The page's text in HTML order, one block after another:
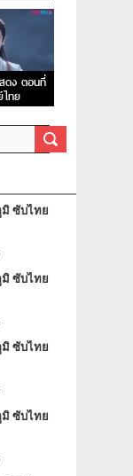
ดง ตอนที่
ทย
มิ ซับไทย
มิ ซับไทย
มิ ซับไทย
มิ ซับไทย